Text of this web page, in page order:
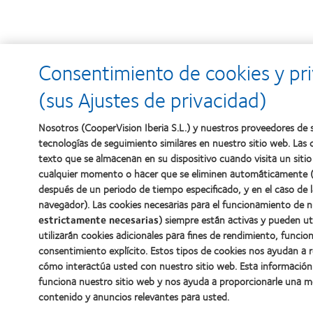
Consentimiento de cookies y
(sus Ajustes de privacidad)
Nosotros (CooperVision Iberia S.L.) y nuestros proveedores
tecnologías de seguimiento similares en nuestro sitio web. Las
texto que se almacenan en su dispositivo cuando visita un
cualquier momento o hacer que se eliminen automáticamente
después de un periodo de tiempo especificado, y en el caso de
navegador). Las cookies necesarias para el funcionamiento de
estrictamente necesarias) siempre están activas y pueden
utilizarán cookies adicionales para fines de rendimiento,
consentimiento explícito. Estos tipos de cookies nos ayudan a
cómo interactúa usted con nuestro sitio web. Esta
funciona nuestro sitio web y nos ayuda a proporcionarle una
contenido y anuncios relevantes para usted.